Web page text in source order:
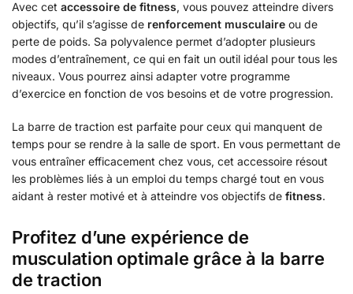
Avec cet accessoire de fitness, vous pouvez atteindre divers
objectifs, qu’il s’agisse de renforcement musculaire ou de
perte de poids. Sa polyvalence permet d’adopter plusieurs
modes d’entraînement, ce qui en fait un outil idéal pour tous les
niveaux. Vous pourrez ainsi adapter votre programme
d’exercice en fonction de vos besoins et de votre progression.
La barre de traction est parfaite pour ceux qui manquent de
temps pour se rendre à la salle de sport. En vous permettant de
vous entraîner efficacement chez vous, cet accessoire résout
les problèmes liés à un emploi du temps chargé tout en vous
aidant à rester motivé et à atteindre vos objectifs de fitness.
Profitez d’une expérience de
musculation optimale grâce à la barre
de traction